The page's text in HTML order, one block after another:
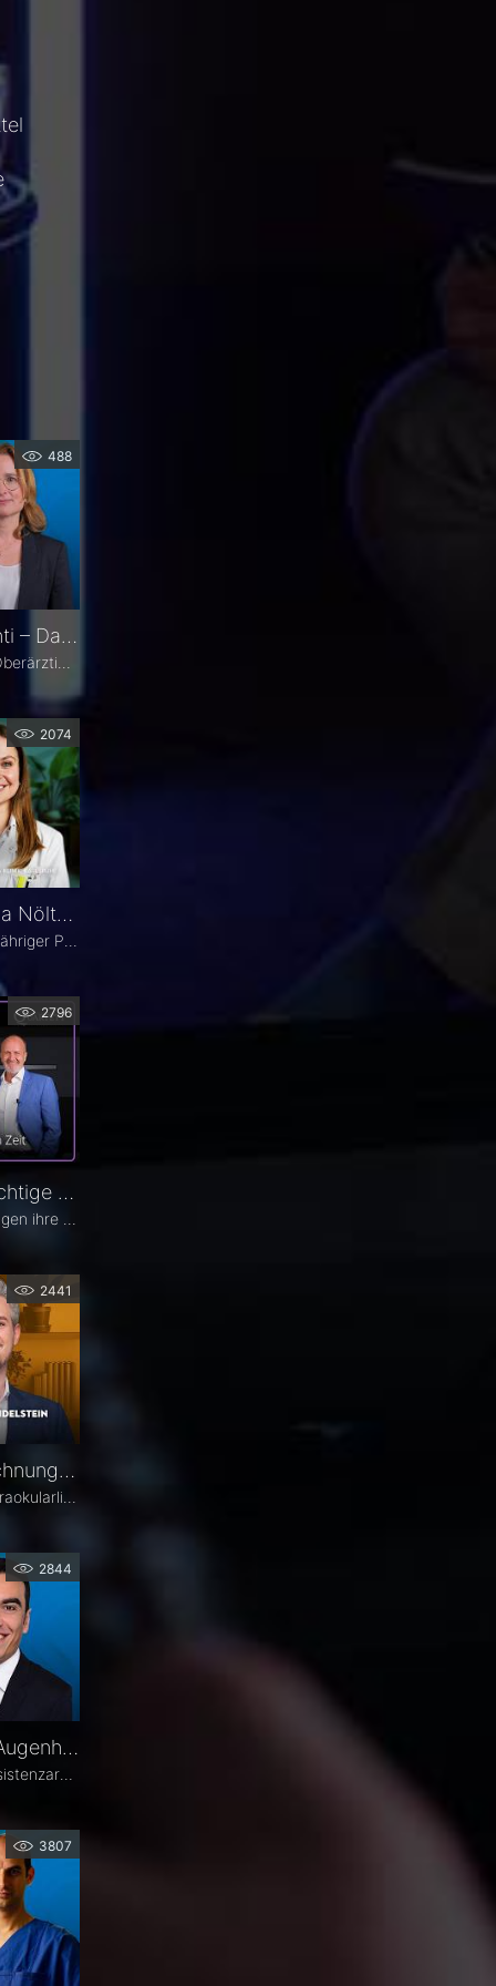
488
Prof. Dr. Swaantje Grisanti – Darum Augenheilkunde
2074
Fall im Fokus: Dr. Theresa Nöltner über einen 77-jährigen Patienten mit binokularen Doppelbildern
2796
Glaukomtherapie. Das richtige Werkzeug zur richtigen Zeit – Das 26. Ophthalmologische Quartett
2441
Biometrie und IOL-Berechnung – PD Dr. Jascha Wendelstein im Fachgespräch
2844
Florent Ismani – Darum Augenheilkunde
Florent Ismani ist seit 2023 Assistenzarzt für Ophthalmologie am Augenzentrum Schleswig-Holstein. Sein Medizinstudium absolvierte er am Universitätsklinikum Hamburg-Eppendorf.
3807